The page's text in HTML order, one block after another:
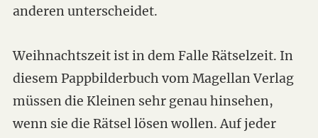
anderen unterscheidet.
Weihnachtszeit ist in dem Falle Rätselzeit. In
diesem Pappbilderbuch vom Magellan Verlag
müssen die Kleinen sehr genau hinsehen,
wenn sie die Rätsel lösen wollen. Auf jeder